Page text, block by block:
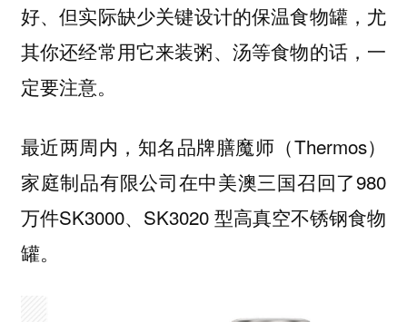
好、但实际缺少关键设计的保温食物罐，尤
其你还经常用它来装粥、汤等食物的话，一
定要注意。
最近两周内，知名品牌膳魔师（Thermos）
家庭制品有限公司在中美澳三国召回了980
万件SK3000、SK3020 型高真空不锈钢食物
罐。